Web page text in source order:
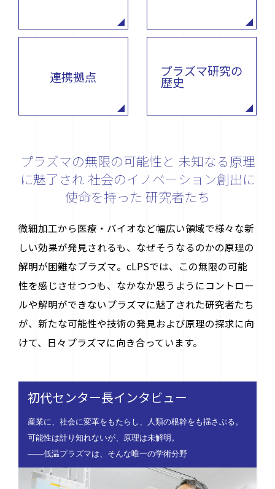
連携拠点 プラズマ研究の
歴史
プラズマの無限の可能性と 未知なる原理
に魅了され 社会のイノベーション創出に
使命を持った 研究者たち
微細加工から医療・バイオなど幅広い領域で様々な新
しい効果が発見されるも、なぜそうなるのかの原理の
解明が困難なプラズマ。cLPSでは、この無限の可能
性を感じさせつつも、なかなか思うようにコントロー
ルや解明ができないプラズマに魅了された研究者たち
が、新たな可能性や技術の発見および原理の探求に向
けて、日々プラズマに向き合っています。
初代センター長インタビュー
産業に、社会に変革をもたらし、人類の根幹をも揺さぶる。
可能性は計り知れないが、原理は未解明。
――低温プラズマは、そんな唯一の学術分野